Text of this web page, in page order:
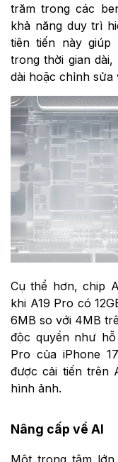
trăm trong các
khả năng duy trì
tiên tiến này
trong thời gian
dài hoặc chỉnh sửa
Cụ thể hơn, chip
khi A19 Pro có
6MB so với 4MB
độc quyền như
Pro của iPhone
được cải tiến trên
hình ảnh.
Nâng cấp về AI